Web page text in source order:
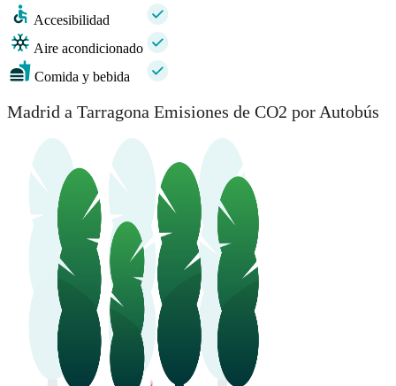
Accesibilidad
Aire acondicionado
Comida y bebida
Madrid a Tarragona Emisiones de CO2 por Autobús